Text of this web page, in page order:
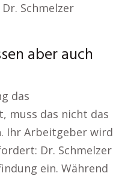
Schmelzer
aber auch
das
muss das nicht das
Ihr Arbeitgeber wird
Dr. Schmelzer
ein. Während